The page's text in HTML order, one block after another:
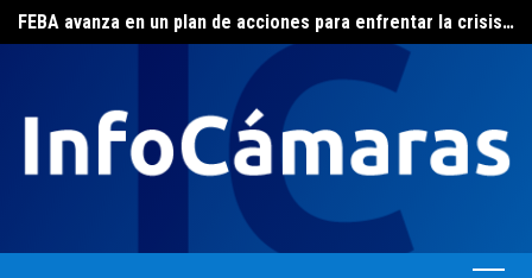
Skip
toEl ERAS continúa con el beneficio de la tarifa social del agua